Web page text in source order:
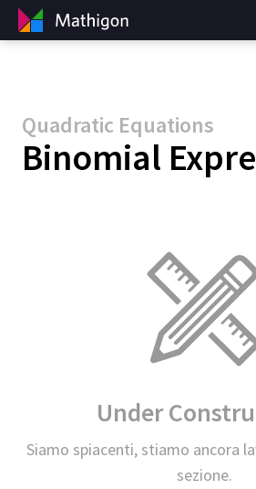
Quadratic Equations
Binomial
Under
Siamo spiacenti, stiamo ancora
sezione.